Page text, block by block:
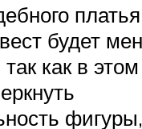
будет
как в